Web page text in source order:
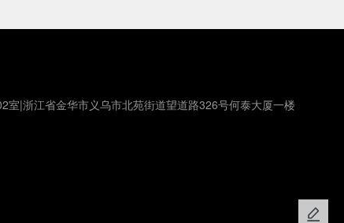
|浙江省金华市义乌市北苑街道望道路326号何泰大厦一楼